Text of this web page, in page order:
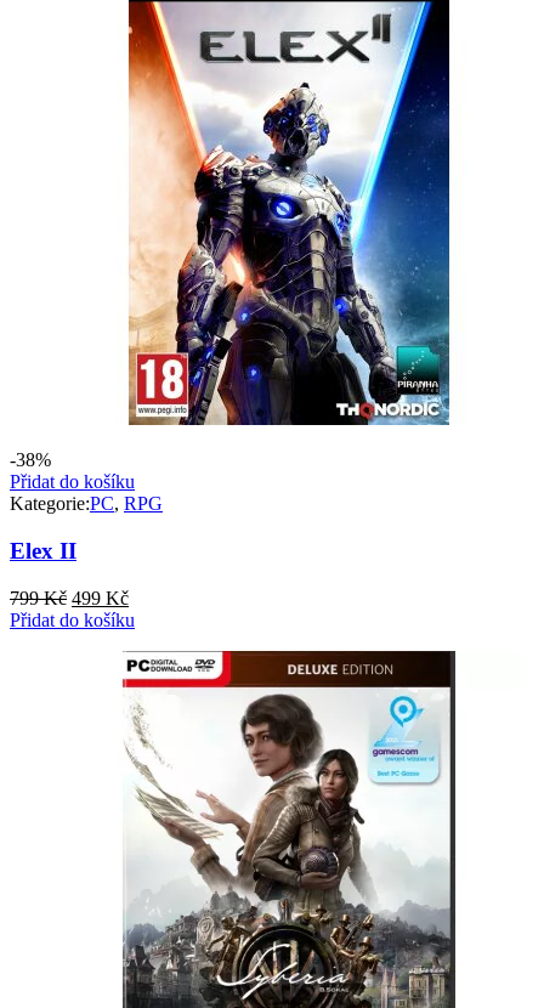
-38%
Přidat do košíku
Kategorie:PC, RPG
Elex II
799Kč Původní
cena
799 Kč.
499 KčAktuální
cena
499 Kč.
Přidat do košíku